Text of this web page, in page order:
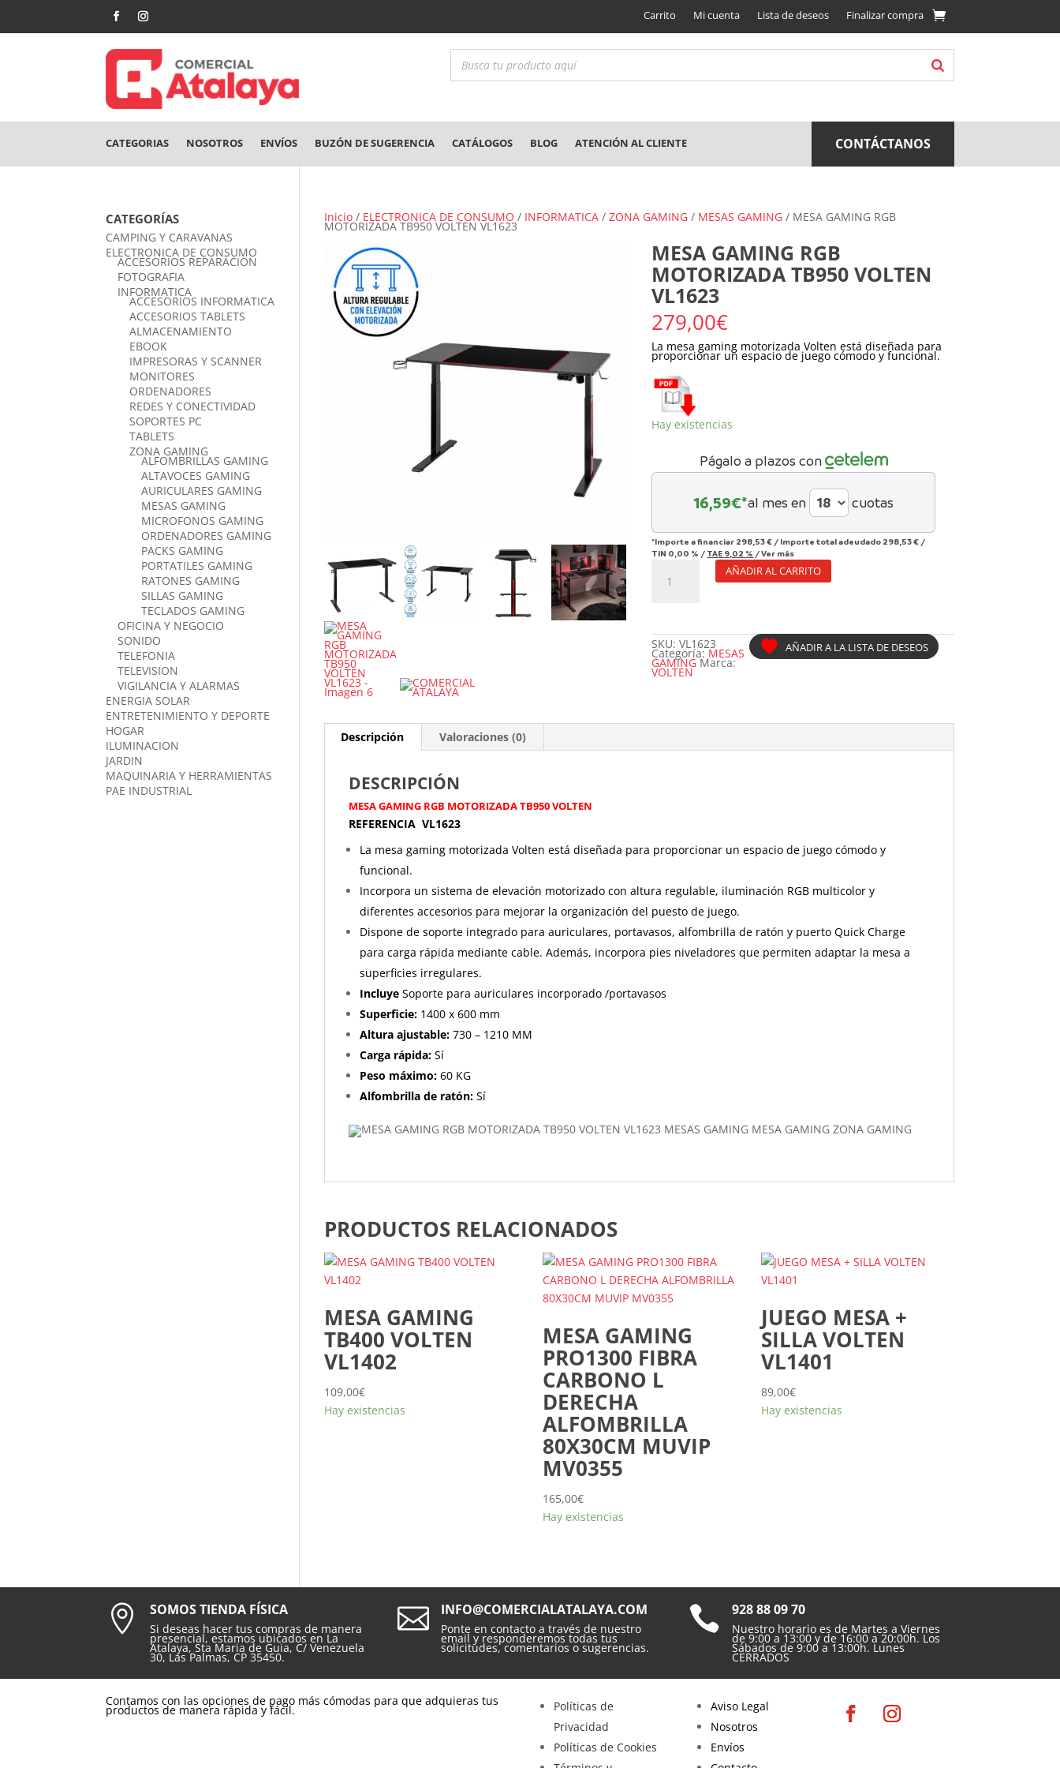
Carrito Mi cuenta Lista de deseos Finalizar compra
CATEGORIAS NOSOTROS ENVÍOS BUZÓN DE SUGERENCIA CATÁLOGOS BLOG ATENCIÓN AL CLIENTE CONTÁCTANOS
Inicio / ELECTRONICA DE CONSUMO / INFORMATICA /ZONA GAMING / MESAS GAMING / MESA GAMING RGB
MOTORIZADA TB950 VOLTEN VL1623
MESA GAMING RGB
MOTORIZADA TB950 VOLTEN
VL1623
279,00€
La mesa gaming motorizada Volten está diseñada para
proporcionar un espacio de juego cómodo y funcional.
Hay existencias
Págalo a plazos con
16,59€*al mes en cuotas
*Importe a financiar 298,53 € / Importe total adeudado 298,53 € /
TIN 0,00 % / TAE 9,02 % /Ver más
MESA
RGB
AÑADIR AL CARRITO
AÑADIR A LA LISTA DE DESEOS
SKU:VL1623
Categoría:MESAS
GAMING Marca:
VOLTEN
Descripción Valoraciones (0)
DESCRIPCIÓN
MESA GAMING RGB MOTORIZADA TB950 VOLTEN
REFERENCIA VL1623
La mesa gaming motorizada Volten está diseñada para proporcionar un espacio de juego cómodo y
funcional.
Incorpora un sistema de elevación motorizado con altura regulable, iluminación RGB multicolor y
diferentes accesorios para mejorar la organización del puesto de juego.
Dispone de soporte integrado para auriculares, portavasos, alfombrilla de ratón y puerto Quick Charge
para carga rápida mediante cable. Además, incorpora pies niveladores que permiten adaptar la mesa a
superficies irregulares.
IncluyeSoporte para auriculares incorporado /portavasos
Superficie: 1400 x 600 mm
Altura ajustable:730 – 1210 MM
Carga rápida:Sí
Peso máximo:60 KG
Alfombrilla de ratón:Sí
PRODUCTOS RELACIONADOS
MESA GAMING
TB400 VOLTEN
VL1402
109,00€
Hay existencias
MESA GAMING
PRO1300 FIBRA
CARBONO L
DERECHA
ALFOMBRILLA
80X30CM MUVIP
MV0355
165,00€
Hay existencias
JUEGO MESA +
SILLA VOLTEN
VL1401
89,00€
Hay existencias
CATEGORÍAS
CAMPING Y CARAVANAS
ELECTRONICA DE CONSUMO
ACCESORIOS REPARACION
FOTOGRAFIA
INFORMATICA
ACCESORIOS INFORMATICA
ACCESORIOS TABLETS
ALMACENAMIENTO
EBOOK
IMPRESORAS Y SCANNER
MONITORES
ORDENADORES
REDES Y CONECTIVIDAD
SOPORTES PC
TABLETS
ZONA GAMING
ALFOMBRILLAS GAMING
ALTAVOCES GAMING
AURICULARES GAMING
MESAS GAMING
MICROFONOS GAMING
ORDENADORES GAMING
PACKS GAMING
PORTATILES GAMING
RATONES GAMING
SILLAS GAMING
TECLADOS GAMING
OFICINA Y NEGOCIO
SONIDO
TELEFONIA
TELEVISION
VIGILANCIA Y ALARMAS
ENERGIA SOLAR
ENTRETENIMIENTO Y DEPORTE
HOGAR
ILUMINACION
JARDIN
MAQUINARIA Y HERRAMIENTAS
PAE INDUSTRIAL
 SOMOS TIENDA FÍSICA
Si deseas hacer tus compras de manera
presencial, estamos ubicados en La
Atalaya, Sta Maria de Guia, C/ Venezuela
30, Las Palmas, CP 35450.
 INFO@COMERCIALATALAYA.COM
Ponte en contacto a través de nuestro
email y responderemos todas tus
solicitudes, comentarios o sugerencias.
 928 88 09 70
Nuestro horario es de Martes a Viernes
de 9:00 a 13:00 y de 16:00 a 20:00h. Los
Sábados de 9:00 a 13:00h. Lunes
CERRADOS
Contamos con las opciones de pago más cómodas para que adquieras tus
productos de manera rápida y fácil.
Políticas de
Privacidad
Políticas de Cookies
Aviso Legal
Nosotros
Envíos